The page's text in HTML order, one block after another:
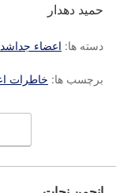
حمید دهدار
دسته ها: اعضاء
برچسب ها: خاطرات